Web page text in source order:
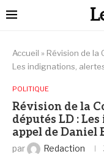
Accueil » Révision de la
Les indignations,
POLITIQUE
Révision de la
députés LD :
appel de Daniel
par Redaction